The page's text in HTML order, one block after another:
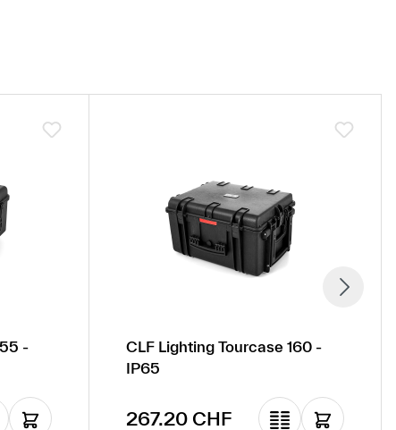
-
CLF Lighting Tourcase 160 -
IP65
Prix régulier :
267.20 CHF